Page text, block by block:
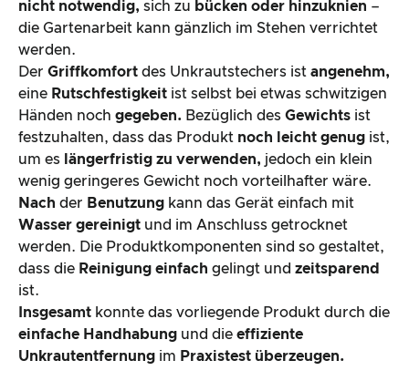
nicht notwendig, sich zu bücken oder hinzuknien –
die Gartenarbeit kann gänzlich im Stehen verrichtet
werden.
Der Griffkomfort des Unkrautstechers ist angenehm,
eine Rutschfestigkeit ist selbst bei etwas schwitzigen
Händen noch gegeben. Bezüglich des Gewichts ist
festzuhalten, dass das Produkt noch leicht genug ist,
um es längerfristig zu verwenden, jedoch ein klein
wenig geringeres Gewicht noch vorteilhafter wäre.
Nach der Benutzung kann das Gerät einfach mit
Wasser gereinigt und im Anschluss getrocknet
werden. Die Produktkomponenten sind so gestaltet,
dass die Reinigung einfach gelingt und zeitsparend
ist.
Insgesamt konnte das vorliegende Produkt durch die
einfache Handhabung und die effiziente
Unkrautentfernung im Praxistest überzeugen.